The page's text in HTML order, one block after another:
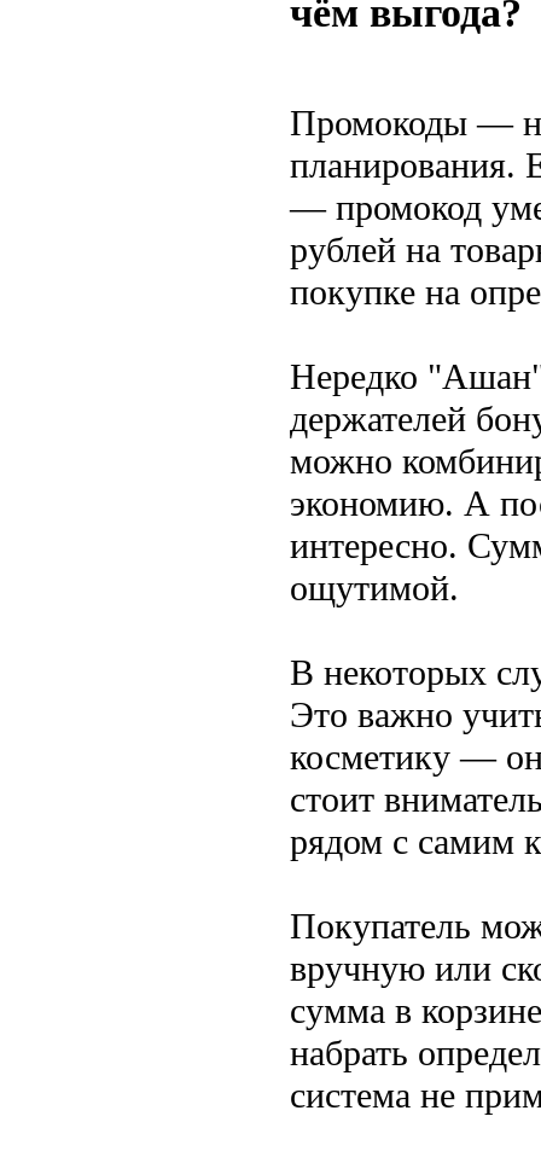
чём выгода?
Промокоды —
планирования.
— промокод
рублей на
покупке на
Нередко "Ашан"
держателей
можно
экономию. А
интересно.
ощутимой.
В некоторых
Это важно
косметику —
стоит
рядом с самим
Покупатель
вручную или
сумма в
набрать
система не